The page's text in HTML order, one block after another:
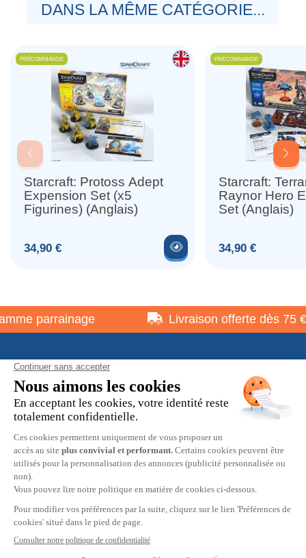
DANS LA MÊME CATÉGORIE...
Starcraft: Protoss Adept
Expension Set (x5
Figurines) (Anglais)
Prix
34,90 €
PRÉCOMMANDE
Voir le produit
Starcraft:
Raynor Hero
Set (Anglais)
Prix
34,90 €
PRÉCOMMANDE
parrainage Livraison offerte dès 75 €
À propos
Informations pratiques
Restons en contact
© 2026 HOBBY MAX -Mentions légales